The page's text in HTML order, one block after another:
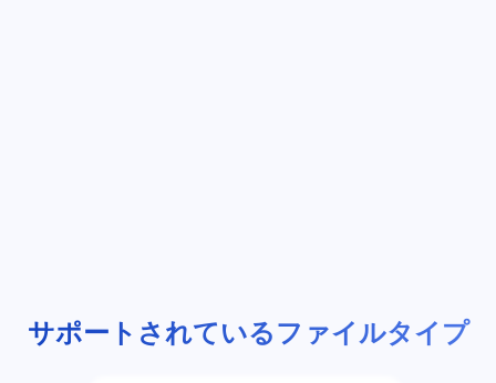
サポートされているファイルタイプ